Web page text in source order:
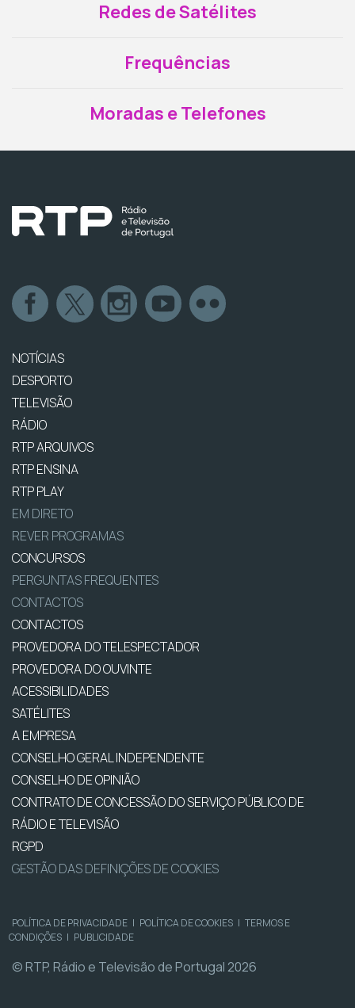
Redes de Satélites
Frequências
Moradas e Telefones
NOTÍCIAS
DESPORTO
TELEVISÃO
RÁDIO
RTP ARQUIVOS
RTP ENSINA
RTP PLAY
EM DIRETO
REVER PROGRAMAS
CONCURSOS
PERGUNTAS FREQUENTES
CONTACTOS
CONTACTOS
PROVEDORA DO TELESPECTADOR
PROVEDORA DO OUVINTE
ACESSIBILIDADES
SATÉLITES
A EMPRESA
CONSELHO GERAL INDEPENDENTE
CONSELHO DE OPINIÃO
CONTRATO DE CONCESSÃO DO SERVIÇO PÚBLICO DE
RÁDIO E TELEVISÃO
RGPD
GESTÃO DAS DEFINIÇÕES DE COOKIES
POLÍTICA DE PRIVACIDADE | POLÍTICA DE COOKIES | TERMOS E
CONDIÇÕES | PUBLICIDADE
© RTP, Rádio e Televisão de Portugal 2026